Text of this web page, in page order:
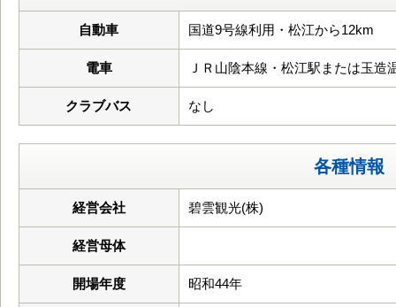
自動車 国道9号線利用・松江から12km
電車 ＪＲ山陰本線・松江駅または玉造
クラブバス なし
各種情報
経営会社 碧雲観光(株)
経営母体
開場年度 昭和44年